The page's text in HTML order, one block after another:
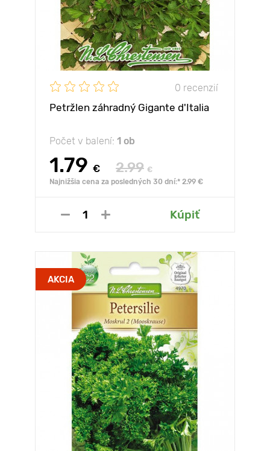
0 recenzií
Petržlen záhradný Gigante d'Italia
Počet v balení: 1 ob
1.79 € 2.99 €
Najnižšia cena za posledných 30 dní:* 2.99 €
Kúpiť
AKCIA